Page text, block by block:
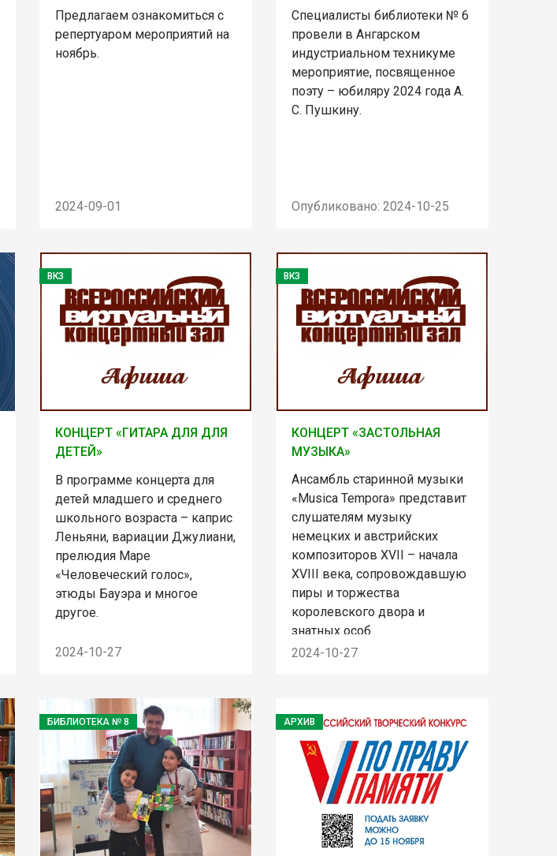
Предлагаем ознакомиться с
репертуаром мероприятий на
ноябрь.
2024-09-01
Специалисты библиотеки № 6
провели в Ангарском
индустриальном техникуме
мероприятие, посвященное
поэту – юбиляру 2024 года А.
С. Пушкину.
Опубликовано: 2024-10-25
ВКЗ
КОНЦЕРТ «ГИТАРА ДЛЯ ДЛЯ
ДЕТЕЙ»
В программе концерта для
детей младшего и среднего
школьного возраста – каприс
Леньяни, вариации Джулиани,
прелюдия Маре
«Человеческий голос»,
этюды Бауэра и многое
другое.
2024-10-27
ВКЗ
КОНЦЕРТ «ЗАСТОЛЬНАЯ
МУЗЫКА»
Ансамбль старинной музыки
«Musica Tempora» представит
слушателям музыку
немецких и австрийских
композиторов XVII – начала
XVIII века, сопровождавшую
пиры и торжества
королевского двора и
знатных особ
2024-10-27
БИБЛИОТЕКА № 8 АРХИВ